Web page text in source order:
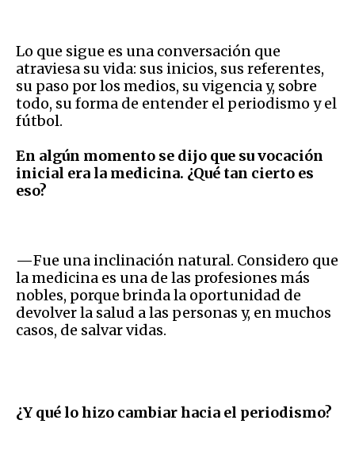
Lo que sigue es una conversación que
atraviesa su vida: sus inicios, sus referentes,
su paso por los medios, su vigencia y, sobre
todo, su forma de entender el periodismo y el
fútbol.
En algún momento se dijo que su vocación
inicial era la medicina. ¿Qué tan cierto es
eso?
—Fue una inclinación natural. Considero que
la medicina es una de las profesiones más
nobles, porque brinda la oportunidad de
devolver la salud a las personas y, en muchos
casos, de salvar vidas.
¿Y qué lo hizo cambiar hacia el periodismo?